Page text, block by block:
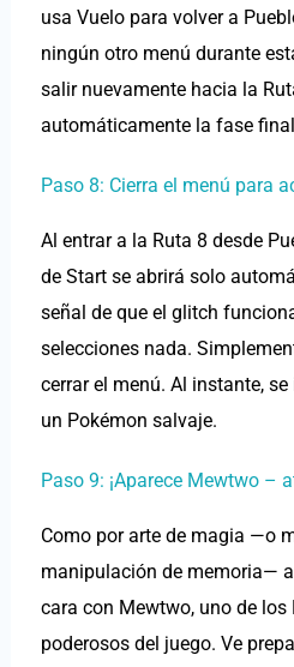
usa Vuelo para volver a
ningún otro menú durante
salir nuevamente hacia la
automáticamente la fase
Paso 8: Cierra el menú para
Al entrar a la Ruta 8 desde
de Start se abrirá solo
señal de que el glitch
selecciones nada.
cerrar el menú. Al instante,
un Pokémon salvaje.
Paso 9: ¡Aparece Mewtwo –
Como por arte de magia —o
manipulación de memoria—
cara con Mewtwo, uno de los
poderosos del juego. Ve